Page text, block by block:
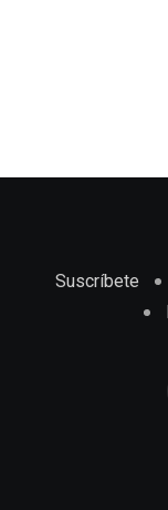
Suscríbete